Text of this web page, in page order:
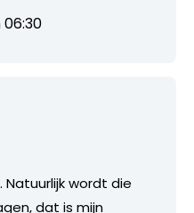
Natuurlijk wordt die
dat is mijn